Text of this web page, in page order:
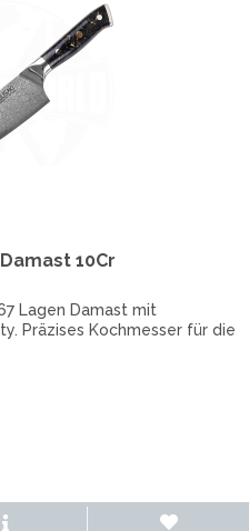
10Cr
Lagen Damast mit
Präzises Kochmesser für die